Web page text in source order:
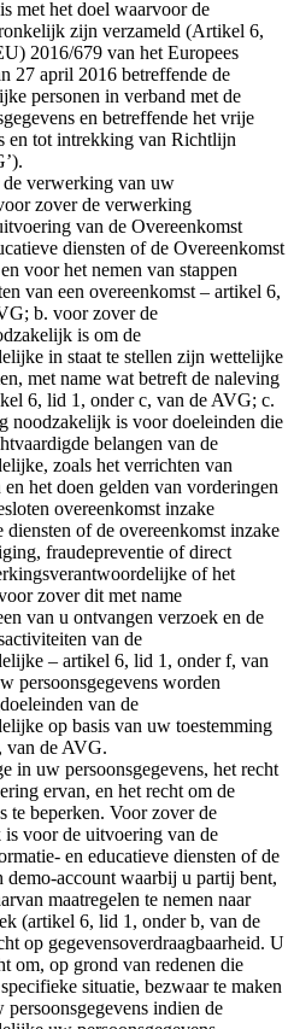
met het doel waarvoor de
zijn verzameld (Artikel 6,
2016/679 van het Europees
27 april 2016 betreffende de
personen in verband met de
en betreffende het vrije
en tot intrekking van Richtlijn
verwerking van uw
zover de verwerking
van de Overeenkomst
diensten of de Overeenkomst
voor het nemen van stappen
van een overeenkomst – artikel 6,
b. voor zover de
is om de
in staat te stellen zijn wettelijke
met name wat betreft de naleving
6, lid 1, onder c, van de AVG; c.
noodzakelijk is voor doeleinden die
belangen van de
zoals het verrichten van
het doen gelden van vorderingen
overeenkomst inzake
of de overeenkomst inzake
fraudepreventie of direct
of het
zover dit met name
van u ontvangen verzoek en de
van de
– artikel 6, lid 1, onder f, van
persoonsgegevens worden
van de
op basis van uw toestemming
van de AVG.
in uw persoonsgegevens, het recht
ervan, en het recht om de
te beperken. Voor zover de
voor de uitvoering van de
en educatieve diensten of de
demo-account waarbij u partij bent,
maatregelen te nemen naar
(artikel 6, lid 1, onder b, van de
op gegevensoverdraagbaarheid. U
om, op grond van redenen die
situatie, bezwaar te maken
indien de